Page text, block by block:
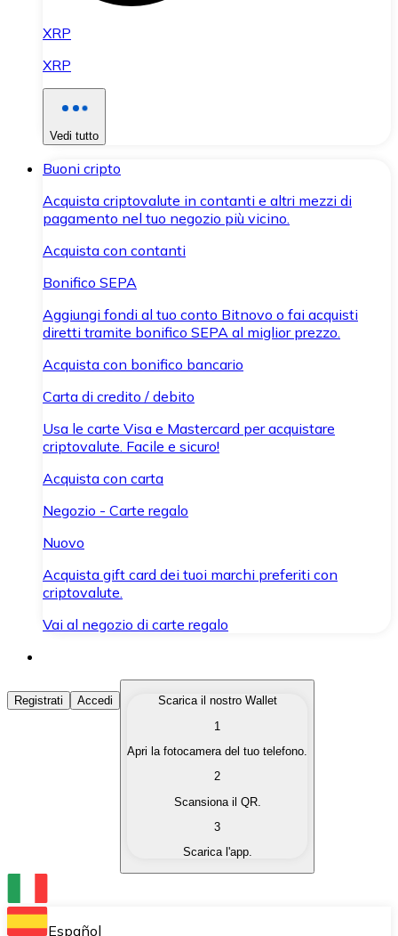
XRP
XRP
Vedi tutto
Buoni cripto
Acquista criptovalute in contanti e altri mezzi di
pagamento nel tuo negozio più vicino.
Acquista con contanti
Bonifico SEPA
Aggiungi fondi al tuo conto Bitnovo o fai acquisti
diretti tramite bonifico SEPA al miglior prezzo.
Acquista con bonifico bancario
Carta di credito / debito
Usa le carte Visa e Mastercard per acquistare
criptovalute. Facile e sicuro!
Acquista con carta
Negozio - Carte regalo
Nuovo
Acquista gift card dei tuoi marchi preferiti con
criptovalute.
Vai al negozio di carte regalo
Acquista Criptovalute
Acquista le criptovalute che ti interessano in modo
Converti le tue criptovalute in valuta fiat quando ne
Scambia una criptovaluta con un'altra
Conserva le tue cripto in un Wallet self-custodial.
Registrati Accedi
Scarica il nostro Wallet
1
Apri la fotocamera del tuo telefono.
2
Scansiona il QR.
3
Scarica l'app.
Español